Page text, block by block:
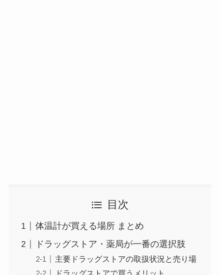
目次
体温計が買える場所 まとめ
ドラッグストア・薬局が一番の選択肢
主要ドラッグストアの取扱状況と売り場
ドラッグストアで買うメリット